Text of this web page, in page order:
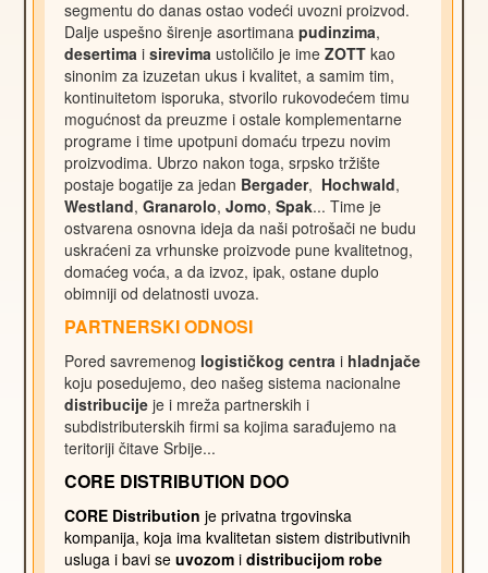
segmentu do danas ostao vodeći uvozni proizvod.
Dalje uspešno širenje asortimana pudinzima,
desertima i sirevima ustoličilo je ime ZOTT kao
sinonim za izuzetan ukus i kvalitet, a samim tim,
kontinuitetom isporuka, stvorilo rukovodećem timu
mogućnost da preuzme i ostale komplementarne
programe i time upotpuni domaću trpezu novim
proizvodima. Ubrzo nakon toga, srpsko tržište
postaje bogatije za jedan Bergader, Hochwald,
Westland, Granarolo, Jomo, Spak... Time je
ostvarena osnovna ideja da naši potrošači ne budu
uskraćeni za vrhunske proizvode pune kvalitetnog,
domaćeg voća, a da izvoz, ipak, ostane duplo
obimniji od delatnosti uvoza.
PARTNERSKI ODNOSI
Pored savremenog logističkog centra i hladnjače
koju posedujemo, deo našeg sistema nacionalne
distribucije je i mreža partnerskih i
subdistributerskih firmi sa kojima sarađujemo na
teritoriji čitave Srbije...
CORE DISTRIBUTION DOO
CORE Distribution je privatna trgovinska
kompanija, koja ima kvalitetan sistem distributivnih
usluga i bavi se uvozom i distribucijom robe